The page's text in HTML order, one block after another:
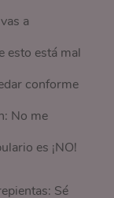
a
esto está mal
conforme
No me
es ¡NO!
Sé